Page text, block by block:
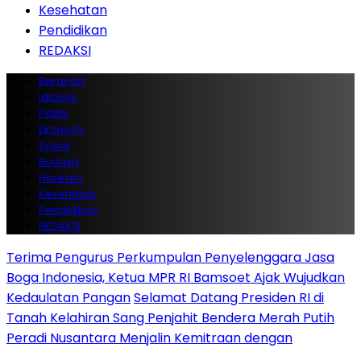
Kesehatan
Pendidikan
REDAKSI
Beranda
Idiologi
Politik
Ekonomi
Sosial
Budaya
Hankam
Kesehatan
Pendidikan
REDAKSI
Terima Pengurus Perkumpulan Penyelenggara Jasa
Boga Indonesia, Ketua MPR RI Bamsoet Ajak Wujudkan
Kedaulatan PanganSelamat Datang Presiden RI di
Tanah Kelahiran Sang Penjahit Bendera Merah Putih
Peradi Nusantara Menjalin Kemitraan dengan